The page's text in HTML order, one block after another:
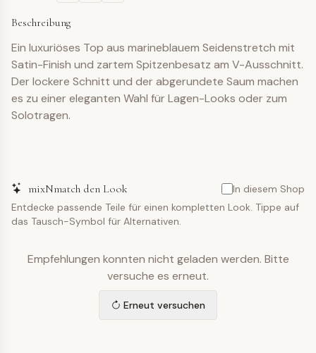
Beschreibung
Ein luxuriöses Top aus marineblauem Seidenstretch mit
Satin-Finish und zartem Spitzenbesatz am V-Ausschnitt.
Der lockere Schnitt und der abgerundete Saum machen
es zu einer eleganten Wahl für Lagen-Looks oder zum
Solotragen.
mixNmatch den Look
In diesem Shop
Entdecke passende Teile für einen kompletten Look. Tippe auf
das Tausch-Symbol für Alternativen.
Empfehlungen konnten nicht geladen werden. Bitte
versuche es erneut.
Erneut versuchen